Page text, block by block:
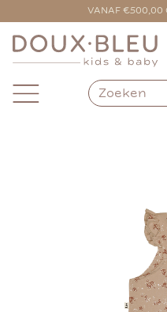
VANAF €500,00